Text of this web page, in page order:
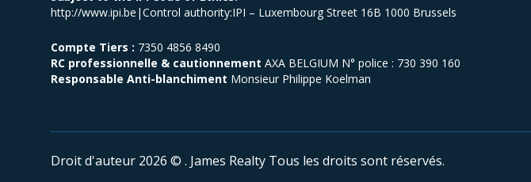
http://www.ipi.be|Control authority:IPI – Luxembourg Street 16B 1000 Brussels
Compte Tiers : 7350 4856 8490
RC professionnelle & cautionnement AXA BELGIUM N° police : 730 390 160
Responsable Anti-blanchiment Monsieur Philippe Koelman
Droit d'auteur 2026 © . James Realty Tous les droits sont réservés.